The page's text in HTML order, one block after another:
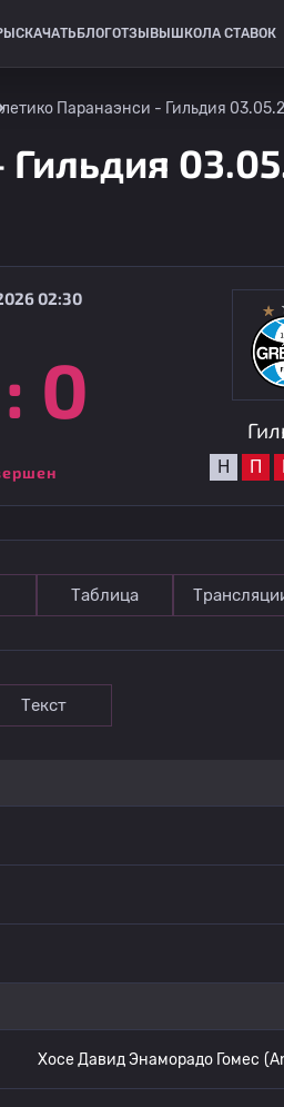
СКАЧАТЬ БЛОГОТЗЫВЫ ШКОЛА СТАВОК
Паранаэнси - Гильдия
02:30
: 0
Н П
Таблица
Текст
Хосе Давид Энаморадо Гомес
Сан-Паулу